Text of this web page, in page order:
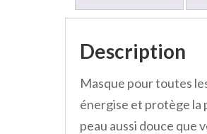
Description
Masque pour toutes
énergise et protège la
peau aussi douce que